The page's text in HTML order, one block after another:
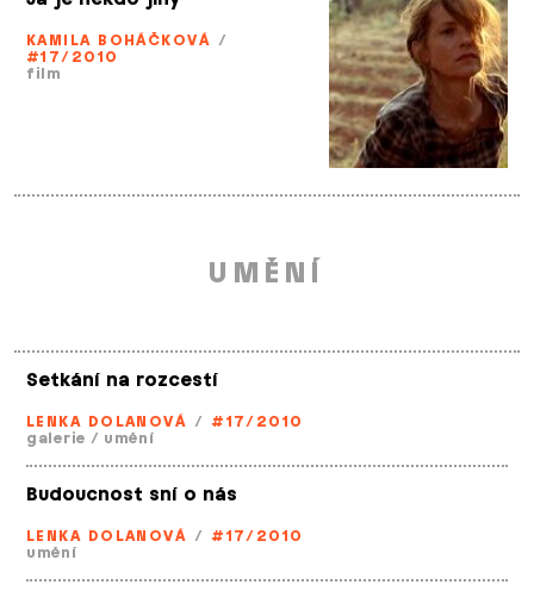
KAMILA BOHÁČKOVÁ /
#17/2010
film
UMĚNÍ
Setkání na rozcestí
LENKA DOLANOVÁ / #17/2010
galerie / umění
Budoucnost sní o nás
LENKA DOLANOVÁ / #17/2010
umění